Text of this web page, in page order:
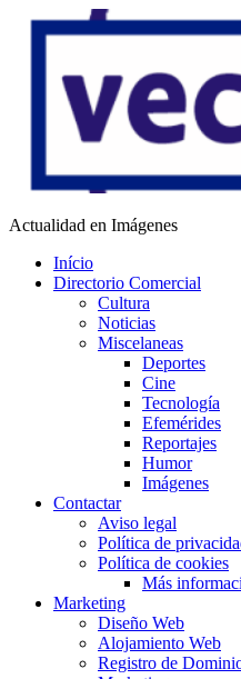
Saltar
Vecino Virtual
Actualidad en Imágenes
Início
Directorio Comercial
Cultura
Noticias
Miscelaneas
Deportes
Cine
Tecnología
Efemérides
Reportajes
Humor
Imágenes
Contactar
Aviso legal
Política de
Política de cookies
Más
Marketing
Diseño Web
Alojamiento Web
Registro de